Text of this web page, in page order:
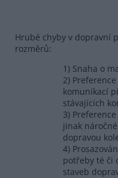
Hrubé chyby v dopravní
rozměrů:
1) Snaha o
2)
komunikací
stávajících
3)
jinak
dopravou
4)
potřeby té či
staveb